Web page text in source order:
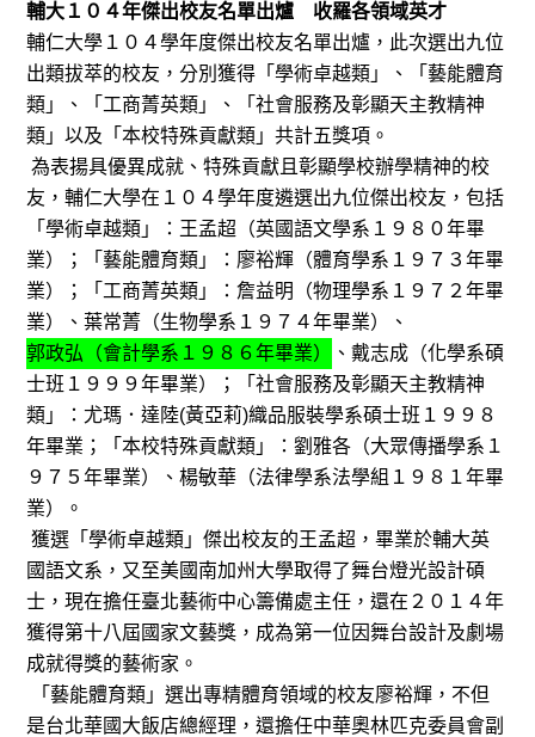
輔大１０４年傑出校友名單出爐 收羅各領域英才
輔仁大學１０４學年度傑出校友名單出爐，此次選出九位
出類拔萃的校友，分別獲得「學術卓越類」、「藝能體育
類」、「工商菁英類」、「社會服務及彰顯天主教精神
類」以及「本校特殊貢獻類」共計五獎項。
為表揚具優異成就、特殊貢獻且彰顯學校辦學精神的校
友，輔仁大學在１０４學年度遴選出九位傑出校友，包括
「學術卓越類」：王孟超（英國語文學系１９８０年畢
業）；「藝能體育類」：廖裕輝（體育學系１９７３年畢
業）；「工商菁英類」：詹益明（物理學系１９７２年畢
業）、葉常菁（生物學系１９７４年畢業）、
郭政弘（會計學系１９８６年畢業）
、戴志成（化學系碩
士班１９９９年畢業）；「社會服務及彰顯天主教精神
類」：尤瑪．達陸(黃亞莉)織品服裝學系碩士班１９９８
年畢業；「本校特殊貢獻類」：劉雅各（大眾傳播學系１
９７５年畢業）、楊敏華（法律學系法學組１９８１年畢
業）。
獲選「學術卓越類」傑出校友的王孟超，畢業於輔大英
國語文系，又至美國南加州大學取得了舞台燈光設計碩
士，現在擔任臺北藝術中心籌備處主任，還在２０１４年
獲得第十八屆國家文藝獎，成為第一位因舞台設計及劇場
成就得獎的藝術家。
「藝能體育類」選出專精體育領域的校友廖裕輝，不但
是台北華國大飯店總經理，還擔任中華奧林匹克委員會副